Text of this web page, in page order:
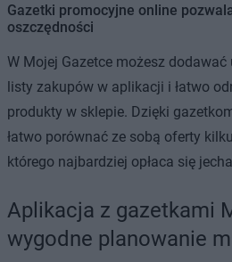
Gazetki promocyjne online
oszczędności
W Mojej Gazetce możesz
listy zakupów w aplikacji i łatwo
produkty w sklepie. Dzięki
łatwo porównać ze sobą oferty
którego najbardziej opłaca się
Aplikacja z gazetkami
wygodne planowanie